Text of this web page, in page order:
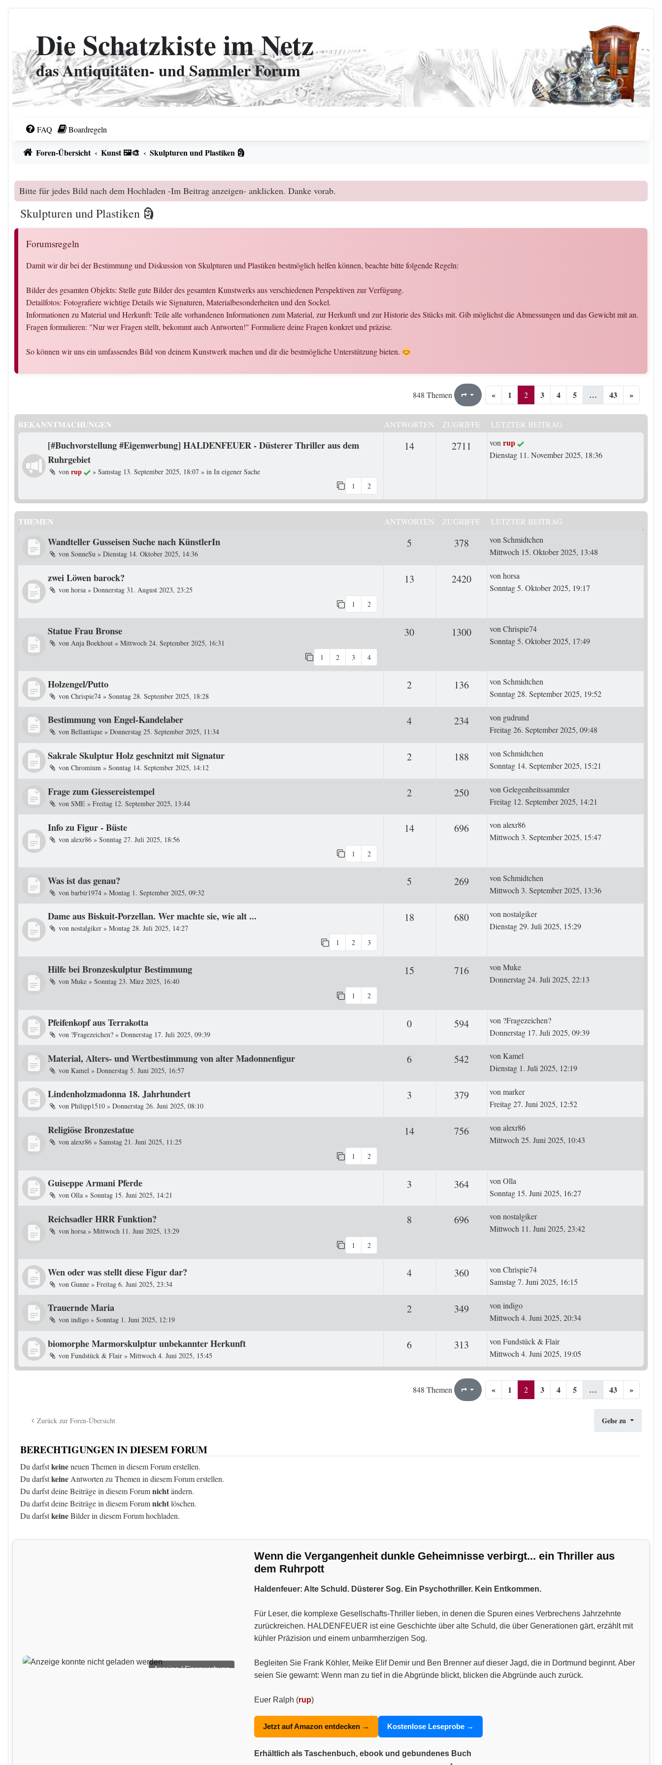
Zum Inhalt
Die Schatzkiste im Netz
das Antiquitäten- und Sammler Forum
FAQ Boardregeln
Foren-Übersicht Kunst 🖼️🎨 Skulpturen und Plastiken 🗿
Bitte für jedes Bild nach dem Hochladen -Im Beitrag anzeigen- anklicken. Danke vorab.
Skulpturen und Plastiken 🗿
Forumsregeln
Damit wir dir bei der Bestimmung und Diskussion von Skulpturen und Plastiken bestmöglich helfen können, beachte bitte folgende Regeln:
Bilder des gesamten Objekts: Stelle gute Bilder des gesamten Kunstwerks aus verschiedenen Perspektiven zur Verfügung.
Detailfotos: Fotografiere wichtige Details wie Signaturen, Materialbesonderheiten und den Sockel.
Informationen zu Material und Herkunft: Teile alle vorhandenen Informationen zum Material, zur Herkunft und zur Historie des Stücks mit. Gib möglichst die Abmessungen und das Gewicht mit an.
Fragen formulieren: "Nur wer Fragen stellt, bekommt auch Antworten!" Formuliere deine Fragen konkret und präzise.
So können wir uns ein umfassendes Bild von deinem Kunstwerk machen und dir die bestmögliche Unterstützung bieten.
848 Themen Seite2 von
« 1 2 3 4 5 … 43 »
BEKANNTMACHUNGEN ANTWORTEN ZUGRIFFE LETZTER BEITRAG
[#Buchvorstellung #Eigenwerbung] HALDENFEUER - Düsterer Thriller aus dem
Ruhrgebiet
von rup » Samstag 13. September 2025, 18:07 » in In eigener Sache
1
2
14Antworten2711 ZugriffeLetzter Beitrag
vonrup
Dienstag 11. November 2025, 18:36
THEMEN ANTWORTEN ZUGRIFFE LETZTER BEITRAG
Wandteller Gusseisen Suche nach KünstlerIn
von SonneSu » Dienstag 14. Oktober 2025, 14:36
5 378 ZugriffeLetzter Beitrag
vonSchmidtchen
Mittwoch 15. Oktober 2025, 13:48
zwei Löwen barock?
von horsa » Donnerstag 31. August 2023, 23:25
1
2
13 Antworten2420ZugriffeLetzter Beitrag
vonhorsa
Sonntag 5. Oktober 2025, 19:17
Statue Frau Bronse
von Anja Boekhout » Mittwoch 24. September 2025, 16:31
1
2 3 4
30Antworten1300ZugriffeLetzter Beitrag
vonChrispie74
Sonntag 5. Oktober 2025, 17:49
Holzengel/Putto
von Chrispie74 » Sonntag 28. September 2025, 18:28
2Antworten 136ZugriffeLetzter Beitrag
vonSchmidtchen
Sonntag 28. September 2025, 19:52
Bestimmung von Engel-Kandelaber
von Bellantique » Donnerstag 25. September 2025, 11:34
4Antworten 234ZugriffeLetzter Beitrag
von gudrund
Freitag 26. September 2025, 09:48
Sakrale Skulptur Holz geschnitzt mit Signatur
von Chromium » Sonntag 14. September 2025, 14:12
2Antworten 188 ZugriffeLetzter Beitrag
vonSchmidtchen
Sonntag 14. September 2025, 15:21
Frage zum Giessereistempel
von SME » Freitag 12. September 2025, 13:44
2Antworten 250ZugriffeLetzter Beitrag
vonGelegenheitssammler
Freitag 12. September 2025, 14:21
Info zu Figur - Büste
von alexr86 » Sonntag 27. Juli 2025, 18:56
1
2
14Antworten696ZugriffeLetzter Beitrag
vonalexr86
Mittwoch 3. September 2025, 15:47
Was ist das genau?
von barbir1974 » Montag 1. September 2025, 09:32
5 269 ZugriffeLetzter Beitrag
vonSchmidtchen
Mittwoch 3. September 2025, 13:36
Dame aus Biskuit-Porzellan. Wer machte sie, wie alt ...
von nostalgiker » Montag 28. Juli 2025, 14:27
1
2 3
18 Antworten680ZugriffeLetzter Beitrag
vonnostalgiker
Dienstag 29. Juli 2025, 15:29
Hilfe bei Bronzeskulptur Bestimmung
von Muke » Sonntag 23. März 2025, 16:40
1
2
15 Antworten716ZugriffeLetzter Beitrag
vonMuke
Donnerstag 24. Juli 2025, 22:13
Pfeifenkopf aus Terrakotta
von ?Fragezeichen? » Donnerstag 17. Juli 2025, 09:39
0Antworten 594ZugriffeLetzter Beitrag
von ?Fragezeichen?
Donnerstag 17. Juli 2025, 09:39
Material, Alters- und Wertbestimmung von alter Madonnenfigur
von Kamel » Donnerstag 5. Juni 2025, 16:57
6Antworten 542ZugriffeLetzter Beitrag
vonKamel
Dienstag 1. Juli 2025, 12:19
Lindenholzmadonna 18. Jahrhundert
von Philipp1510 » Donnerstag 26. Juni 2025, 08:10
3 379ZugriffeLetzter Beitrag
vonmarker
Freitag 27. Juni 2025, 12:52
Religiöse Bronzestatue
von alexr86 » Samstag 21. Juni 2025, 11:25
1
2
14Antworten756ZugriffeLetzter Beitrag
vonalexr86
Mittwoch 25. Juni 2025, 10:43
Guiseppe Armani Pferde
von Olla » Sonntag 15. Juni 2025, 14:21
3 364ZugriffeLetzter Beitrag
vonOlla
Sonntag 15. Juni 2025, 16:27
Reichsadler HRR Funktion?
von horsa » Mittwoch 11. Juni 2025, 13:29
1
2
8 696ZugriffeLetzter Beitrag
vonnostalgiker
Mittwoch 11. Juni 2025, 23:42
Wen oder was stellt diese Figur dar?
von Gunne » Freitag 6. Juni 2025, 23:34
4Antworten 360ZugriffeLetzter Beitrag
vonChrispie74
Samstag 7. Juni 2025, 16:15
Trauernde Maria
von indigo » Sonntag 1. Juni 2025, 12:19
2Antworten 349 ZugriffeLetzter Beitrag
vonindigo
Mittwoch 4. Juni 2025, 20:34
biomorphe Marmorskulptur unbekannter Herkunft
von Fundstück & Flair » Mittwoch 4. Juni 2025, 15:45
6Antworten 313 ZugriffeLetzter Beitrag
vonFundstück & Flair
Mittwoch 4. Juni 2025, 19:05
848 Themen Seite2 von
« 1 2 3 4 5 … 43 »
Zurück zur Foren-Übersicht Gehe zu
BERECHTIGUNGEN IN DIESEM FORUM
Du darfstkeineneuen Themen in diesem Forum erstellen.
Du darfstkeine Antworten zu Themen in diesem Forum erstellen.
Du darfst deine Beiträge in diesem Forumnichtändern.
Du darfst deine Beiträge in diesem Forumnichtlöschen.
Du darfstkeineBilder in diesem Forum hochladen.
Anzeige / Eigenwerbung
Wenn die Vergangenheit dunkle Geheimnisse verbirgt... ein Thriller aus
dem Ruhrpott
Haldenfeuer: Alte Schuld. Düsterer Sog. Ein Psychothriller. Kein Entkommen.
Für Leser, die komplexe Gesellschafts-Thriller lieben, in denen die Spuren eines Verbrechens Jahrzehnte
zurückreichen. HALDENFEUER ist eine Geschichte über alte Schuld, die über Generationen gärt, erzählt mit
kühler Präzision und einem unbarmherzigen Sog.
Begleiten Sie Frank Köhler, Meike Elif Demir und Ben Brenner auf dieser Jagd, die in Dortmund beginnt. Aber
seien Sie gewarnt: Wenn man zu tief in die Abgründe blickt, blicken die Abgründe auch zurück.
Euer Ralph (rup)
Jetzt auf Amazon entdecken → Kostenlose Leseprobe →
Erhältlich als Taschenbuch, ebook und gebundenes Buch